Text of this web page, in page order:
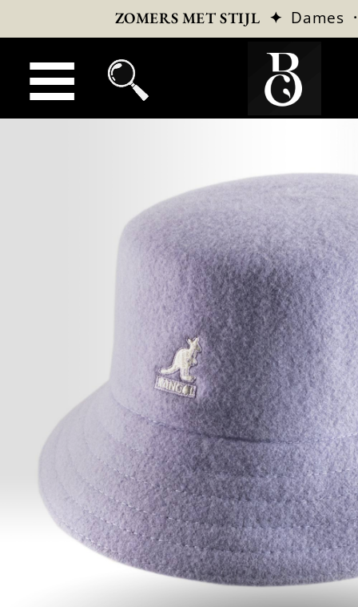
ZOMERS MET STIJL ✦ Dames